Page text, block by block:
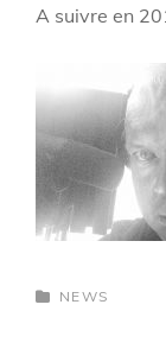
A suivre en
CATEGORIES
NEWS